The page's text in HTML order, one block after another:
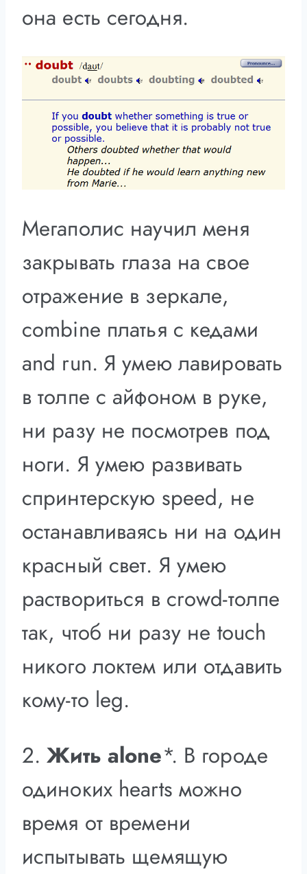
она есть сегодня.
Мегаполис научил меня
закрывать глаза на свое
отражение в зеркале,
combine платья с кедами
and run. Я умею лавировать
в толпе с айфоном в руке,
ни разу не посмотрев под
ноги. Я умею развивать
спринтерскую speed, не
останавливаясь ни на один
красный свет. Я умею
раствориться в crowd-толпе
так, чтоб ни разу не touch
никого локтем или отдавить
кому-то leg.
2.Жить alone*. В городе
одиноких hearts можно
время от времени
испытывать щемящую